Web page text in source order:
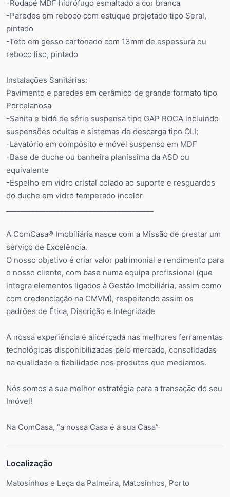
-Rodapé MDF hidrófugo esmaltado a cor branca
-Paredes em reboco com estuque projetado tipo Seral,
pintado
-Teto em gesso cartonado com 13mm de espessura ou
reboco liso, pintado
Instalações Sanitárias:
Pavimento e paredes em cerâmico de grande formato tipo
Porcelanosa
-Sanita e bidé de série suspensa tipo GAP ROCA incluindo
suspensões ocultas e sistemas de descarga tipo OLI;
-Lavatório em compósito e móvel suspenso em MDF
-Base de duche ou banheira planíssima da ASD ou
equivalente
-Espelho em vidro cristal colado ao suporte e resguardos
do duche em vidro temperado incolor
A ComCasa® Imobiliária nasce com a Missão de prestar um
serviço de Excelência.
O nosso objetivo é criar valor patrimonial e rendimento para
o nosso cliente, com base numa equipa profissional (que
integra elementos ligados à Gestão Imobiliária, assim como
com credenciação na CMVM), respeitando assim os
padrões de Ética, Discrição e Integridade
A nossa experiência é alicerçada nas melhores ferramentas
tecnológicas disponibilizadas pelo mercado, consolidadas
na qualidade e fiabilidade nos produtos que mediamos.
Nós somos a sua melhor estratégia para a transação do seu
Imóvel!
Na ComCasa, “a nossa Casa é a sua Casa”
Localização
Matosinhos e Leça da Palmeira, Matosinhos, Porto